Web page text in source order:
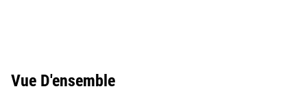
Vue D'ensemble